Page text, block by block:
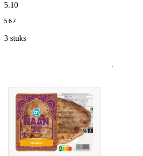
5.10
5.67
3 stuks